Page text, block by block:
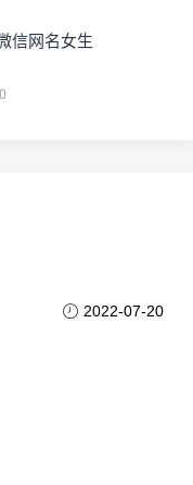
信网名女生
2022-07-20